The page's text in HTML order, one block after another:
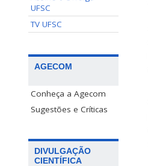
UFSC
TV UFSC
AGECOM
Conheça a Agecom
Sugestões e Críticas
DIVULGAÇÃO
CIENTÍFICA